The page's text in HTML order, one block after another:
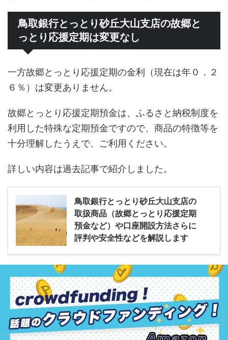
鳥取銀行とっとり砂丘大山支店の故郷と
っとり応援定期は変更なし
一方故郷とっとり応援定期の金利（現在は年０．２
６％）は変更ありません。
故郷とっとり応援定期預金は、ふるさと納税制度を
利用した特殊な定期預金ですので、商品の特徴等を
十分理解したうえで、ご利用ください。
詳しい内容は過去記事で紹介しました。
鳥取銀行とっとり砂丘大山支店の
取扱商品（故郷とっとり応援定期
預金など）や口座開設方法さらに
評判や安全性などを解説します